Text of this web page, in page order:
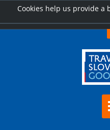
Cookies help us provide a
Piešťany Golf Club